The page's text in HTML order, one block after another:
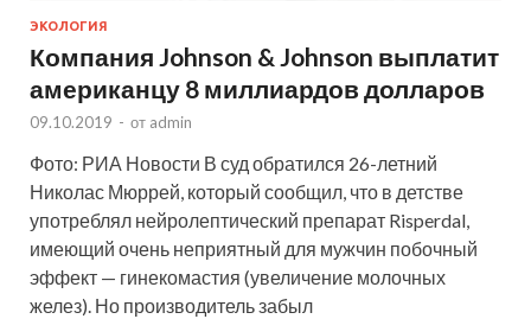
ЭКОЛОГИЯ
Компания Johnson & Johnson выплатит
американцу 8 миллиардов долларов
09.10.2019 - от admin
Фото: РИА Новости В суд обратился 26-летний
Николас Мюррей, который сообщил, что в детстве
употреблял нейролептический препарат Risperdal,
имеющий очень неприятный для мужчин побочный
эффект — гинекомастия (увеличение молочных
желез). Но производитель забыл